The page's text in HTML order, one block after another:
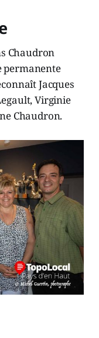
Chaudron
permanente
Jacques
Virginie
Chaudron.